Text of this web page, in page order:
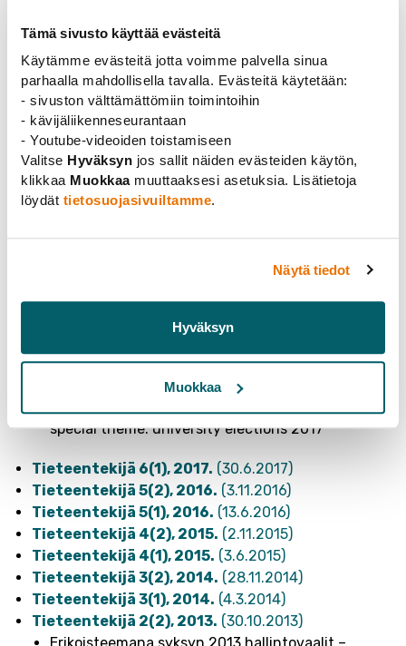
Tämä sivusto käyttää evästeitä
Käytämme evästeitä jotta voimme palvella sinua
parhaalla mahdollisella tavalla. Evästeitä käytetään:
- sivuston välttämättömiin toimintoihin
- kävijäliikenneseurantaan
- Youtube-videoiden toistamiseen
Valitse Hyväksyn jos sallit näiden evästeiden käytön,
klikkaa Muokkaamuuttaaksesi asetuksia. Lisätietoja
löydät tietosuojasivuiltamme.
Näytä tiedot
Hyväksyn
Muokkaa
Tieteentekijä 7(1), 2018.(19.6.2018)
Tieteentekijä 6(2), 2017.(13.11.2017)
special theme: university elections 2017
Tieteentekijä 6(1), 2017. (30.6.2017)
Tieteentekijä 5(2), 2016. (3.11.2016)
Tieteentekijä 5(1), 2016. (13.6.2016)
Tieteentekijä 4(2), 2015. (2.11.2015)
Tieteentekijä 4(1), 2015. (3.6.2015)
Tieteentekijä 3(2), 2014. (28.11.2014)
Tieteentekijä 3(1), 2014. (4.3.2014)
Tieteentekijä 2(2), 2013. (30.10.2013)